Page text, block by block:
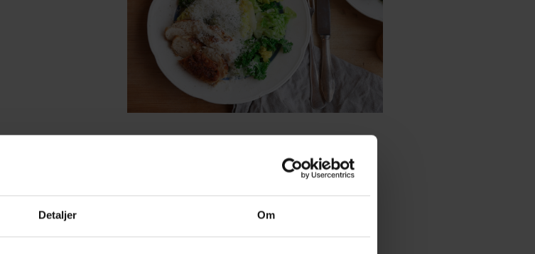
Detaljer Om
på panden med skindsiden nedad i olivenolie. Vend
er sprødt og gyldent.